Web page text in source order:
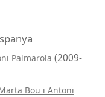
Palmarola (2009-
Bou i Antoni